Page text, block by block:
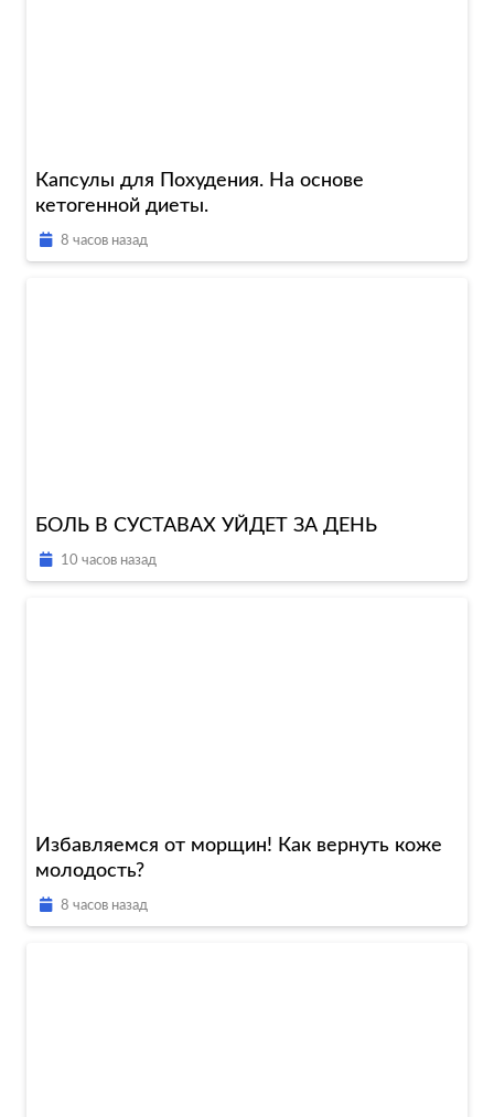
Капсулы для Похудения. На основе
кетогенной диеты.
8 часов назад
БОЛЬ В СУСТАВАХ УЙДЕТ ЗА ДЕНЬ
10 часов назад
Избавляемся от морщин! Как вернуть коже
молодость?
8 часов назад